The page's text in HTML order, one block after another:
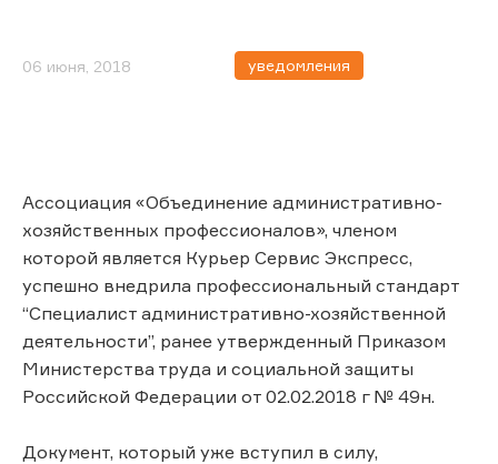
06 июня, 2018 уведомления
Ассоциация «Объединение административно-
хозяйственных профессионалов», членом
которой является Курьер Сервис Экспресс,
успешно внедрила профессиональный стандарт
“Специалист административно-хозяйственной
деятельности”, ранее утвержденный Приказом
Министерства труда и социальной защиты
Российской Федерации от 02.02.2018 г № 49н.
Документ, который уже вступил в силу,